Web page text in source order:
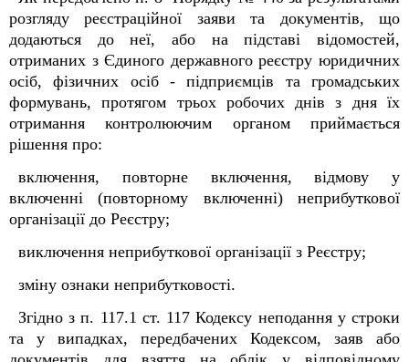
розгляду реєстраційної заяви та документів, що
додаються до неї, або на підставі відомостей,
отриманих з Єдиного державного реєстру юридичних
осіб, фізичних осіб - підприємців та громадських
формувань, протягом трьох робочих днів з дня їх
отримання контролюючим органом приймається
рішення про:
включення, повторне включення, відмову у
включенні (повторному включенні) неприбуткової
організації до Реєстру;
виключення неприбуткової організації з Реєстру;
зміну ознаки неприбутковості.
Згідно з п. 117.1 ст. 117Кодексу неподання у строки
та у випадках, передбачених Кодексом, заяв або